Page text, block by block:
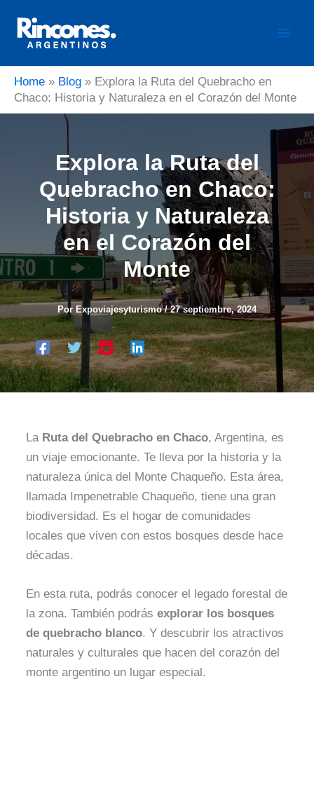
contenido
Home » Blog » Explora la Ruta del Quebracho en
Chaco: Historia y Naturaleza en el Corazón del Monte
Explora la Ruta del
Quebracho en Chaco:
Historia y Naturaleza
en el Corazón del
Monte
Por Expoviajesyturismo/27 septiembre, 2024
La Ruta del Quebracho en Chaco, Argentina, es
un viaje emocionante. Te lleva por la historia y la
naturaleza única del Monte Chaqueño. Esta área,
llamada Impenetrable Chaqueño, tiene una gran
biodiversidad. Es el hogar de comunidades
locales que viven con estos bosques desde hace
décadas.
En esta ruta, podrás conocer el legado forestal de
la zona. También podrás explorar los bosques
de quebracho blanco. Y descubrir los atractivos
naturales y culturales que hacen del corazón del
monte argentino un lugar especial.